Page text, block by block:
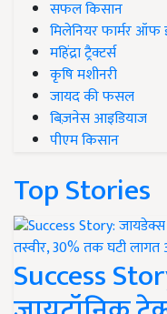
सफल किसान
मिलेनियर फार्मर ऑफ
महिंद्रा ट्रैक्टर्स
कृषि मशीनरी
जायद की फसल
बिज़नेस आइडियाज
पीएम किसान
Top Stories
Success